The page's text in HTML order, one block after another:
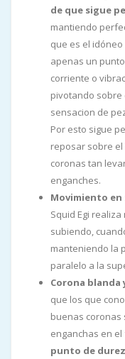
de que sigue
mantiendo
que es el
apenas un
corriente o
pivotando sobre
sensacion de
Por esto sigue
reposar sobre
coronas tan
enganches.
Movimiento en
Squid Egi realiza
subiendo,
manteniendo la
paralelo a la
Corona blanda
que los que
buenas coronas
enganchas en
punto de